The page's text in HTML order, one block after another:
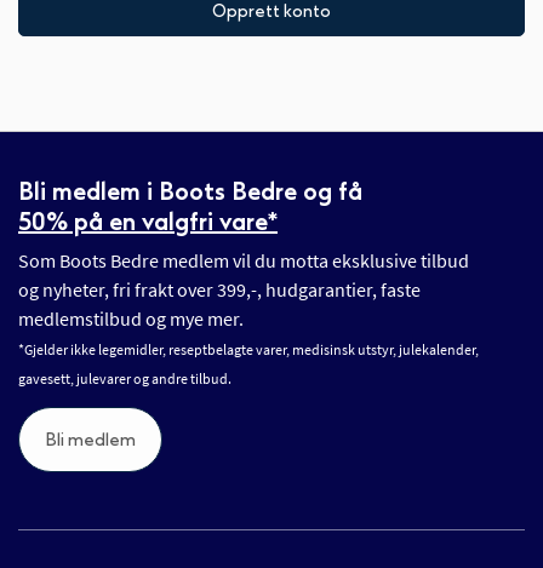
Opprett konto
Bli medlem i Boots Bedre og få
50% på en valgfri vare*
Som Boots Bedre medlem vil du motta eksklusive tilbud
og nyheter, fri frakt over 399,-, hudgarantier, faste
medlemstilbud og mye mer.
*Gjelder ikke legemidler, reseptbelagte varer, medisinsk utstyr, julekalender,
gavesett, julevarer og andre tilbud.
Bli medlem